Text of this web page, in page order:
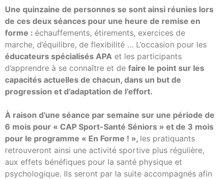
Une quinzaine de personnes se sont ainsi réunies lors
de ces deux séances pour une heure de remise en
forme : échauffements, étirements, exercices de
marche, d’équilibre, de flexibilité … L’occasion pour les
éducateurs spécialisés APA et les participants
d’apprendre à se connaître et de faire le point sur les
capacités actuelles de chacun, dans un but de
progression et d’adaptation de l’effort.
À raison d’une séance par semaine sur une période de
6 mois pour « CAP Sport-Santé Séniors » et de 3 mois
pour le programme « En Forme ! », les pratiquants
retrouveront ainsi une activité sportive plus régulière,
aux effets bénéfiques pour la santé physique et
psychologique. Ils seront par la suite accompagnés afin